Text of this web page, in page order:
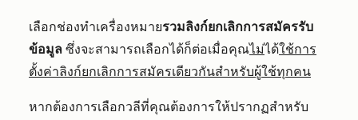
เลือกช่องทำเครื่องหมายรวมลิงก์ยกเลิกการสมัครรับ
ข้อมูล ซึ่งจะสามารถเลือกได้ก็ต่อเมื่อคุณไม่ได้ใช้การ
ตั้งค่าลิงก์ยกเลิกการสมัครเดียวกันสำหรับผู้ใช้ทุกคน
หากต้องการเลือกวลีที่คุณต้องการให้ปรากฏสำหรับ